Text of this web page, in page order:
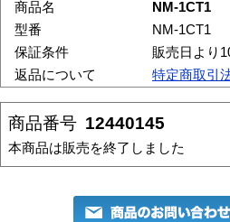
商品名
NM-1CT1
型番
NM-1CT1
保証条件
販売日より
返品について
特定商取引
商品番号 12440145
本商品は販売を終了しました